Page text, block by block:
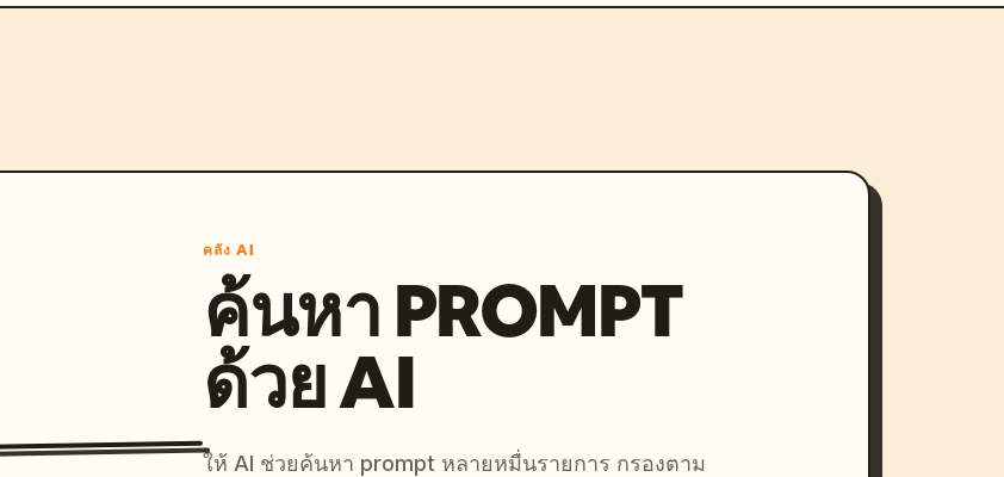
คลัง AI
ค้นหา PROMPT
ด้วย AI
ให้ AI ช่วยค้นหา prompt หลายหมื่นรายการ กรองตาม